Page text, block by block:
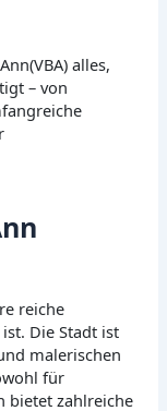
alles,
– von
reiche
Die Stadt ist
malerischen
für
bietet zahlreiche